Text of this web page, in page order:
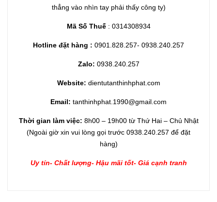
thẳng vào nhìn tay phải thấy công ty)
Mã Số Thuế: 0314308934
Hotline đặt hàng : 0901.828.257- 0938.240.257
Zalo: 0938.240.257
Website: dientutanthinhphat.com
Email: tanthinhphat.1990@gmail.com
Thời gian làm việc: 8h00 – 19h00 từ Thứ Hai – Chủ Nhật
(Ngoài giờ xin vui lòng gọi trước 0938.240.257 để đặt
hàng)
Uy tín- Chất lượng- Hậu mãi tốt- Giá cạnh tranh